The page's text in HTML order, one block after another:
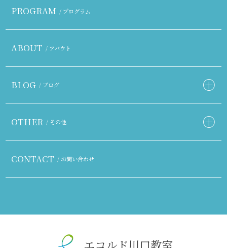
PROGRAM / プログラム
ABOUT / アバウト
BLOG / ブログ
OTHER / その他
CONTACT / お問い合わせ
エコルド川口教室